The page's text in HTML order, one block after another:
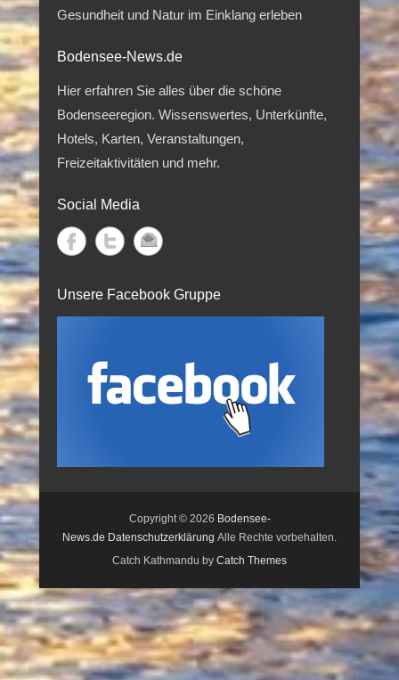
Gesundheit und Natur im Einklang erleben
Bodensee-News.de
Hier erfahren Sie alles über die schöne
Bodenseeregion. Wissenswertes, Unterkünfte,
Hotels, Karten, Veranstaltungen,
Freizeitaktivitäten und mehr.
Social Media
Unsere Facebook Gruppe
Copyright © 2026 Bodensee-
News.de Datenschutzerklärung Alle Rechte vorbehalten.
Catch Kathmandu by Catch Themes